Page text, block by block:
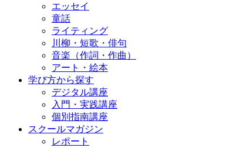
エッセイ
童話
ライティング
川柳・短歌・俳句
音楽（作詞・作曲）
アート・絵本
学び方から探す
デジタル講座
入門・実践講座
個別指南講座
スクールマガジン
レポート